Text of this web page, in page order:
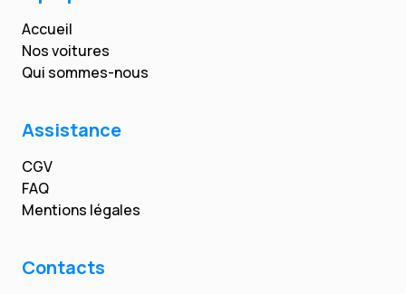
Accueil
Nos voitures
Qui sommes-nous
Assistance
CGV
FAQ
Mentions légales
Contacts